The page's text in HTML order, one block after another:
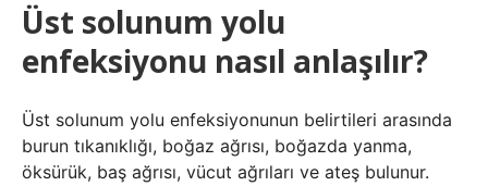
Üst solunum yolu
enfeksiyonu nasıl anlaşılır?
Üst solunum yolu enfeksiyonunun belirtileri arasında
burun tıkanıklığı, boğaz ağrısı, boğazda yanma,
öksürük, baş ağrısı, vücut ağrıları ve ateş bulunur.